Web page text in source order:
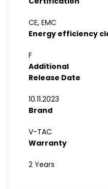
CE, EMC
Energy efficiency
F
Additional
Release Date
10.11.2023
Brand
V-TAC
Warranty
2 Years